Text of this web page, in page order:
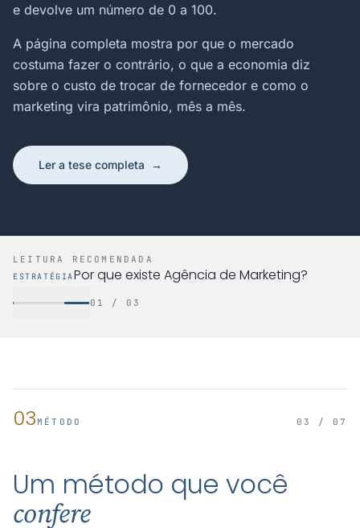
e devolve um número de 0 a 100.
A página completa mostra por que o mercado
costuma fazer o contrário, o que a economia diz
sobre o custo de trocar de fornecedor e como o
marketing vira patrimônio, mês a mês.
Ler a tese completa →
LEITURA RECOMENDADA
ESTRATÉGIAPor que existe Agência de Marketing?
01 / 03
03MÉTODO 03 / 07
Um método que você
confere